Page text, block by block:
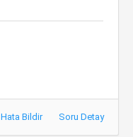
Hata Bildir Soru Detay